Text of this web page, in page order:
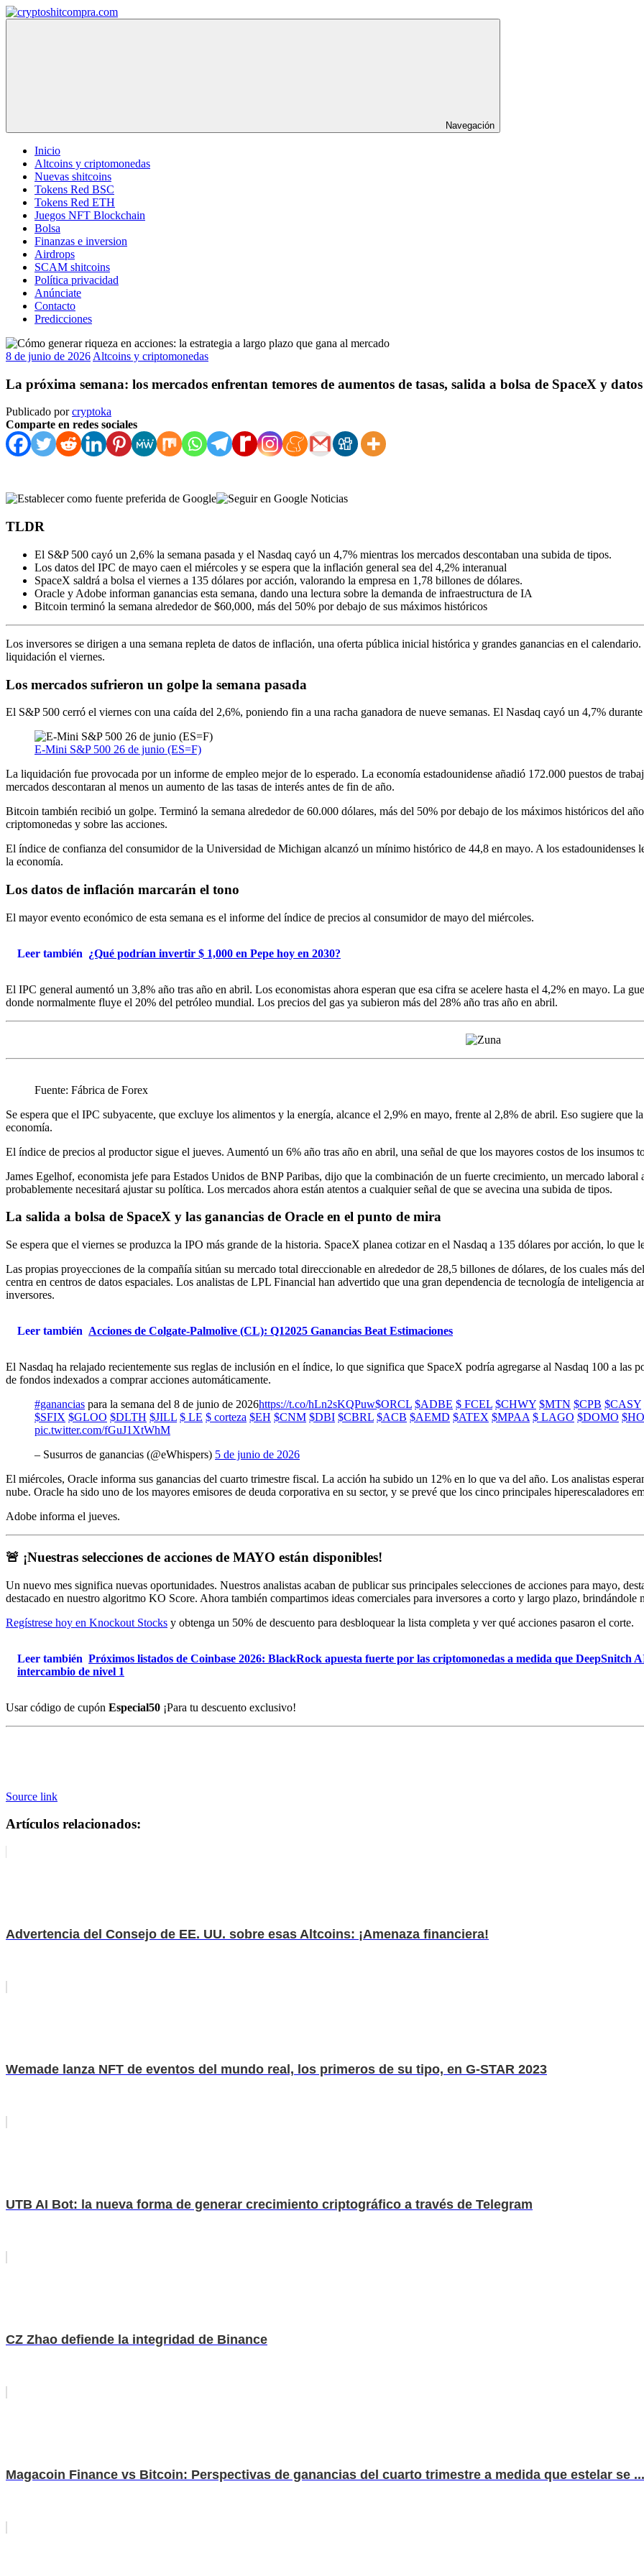
Saltar
al
Navegación
Inicio
Altcoins y criptomonedas
Nuevas shitcoins
Tokens Red BSC
Tokens Red ETH
Juegos NFT Blockchain
Bolsa
Finanzas e inversion
Airdrops
SCAM shitcoins
Política privacidad
Anúnciate
Contacto
Predicciones
8 de junio de 2026 Altcoins y criptomonedas
La próxima semana: los mercados enfrentan temores de aumentos de tasas, salida a bolsa de SpaceX y
Publicado porcryptoka
Comparte en redes sociales
TLDR
El S&P 500 cayó un 2,6% la semana pasada y el Nasdaq cayó un 4,7% mientras los mercados descontaban una subida de tipos.
Los datos del IPC de mayo caen el miércoles y se espera que la inflación general sea del 4,2% interanual
SpaceX saldrá a bolsa el viernes a 135 dólares por acción, valorando la empresa en 1,78 billones de dólares.
Oracle y Adobe informan ganancias esta semana, dando una lectura sobre la demanda de infraestructura de IA
Bitcoin terminó la semana alrededor de $60,000, más del 50% por debajo de sus máximos históricos
Los inversores se dirigen a una semana repleta de datos de inflación, una oferta pública inicial histórica y grandes ganancias en el
liquidación el viernes.
Los mercados sufrieron un golpe la semana pasada
El S&P 500 cerró el viernes con una caída del 2,6%, poniendo fin a una racha ganadora de nueve semanas. El Nasdaq cayó un 4,7%
E-Mini S&P 500 26 de junio (ES=F)
La liquidación fue provocada por un informe de empleo mejor de lo esperado. La economía estadounidense añadió 172.000 puestos de
mercados descontaran al menos un aumento de las tasas de interés antes de fin de año.
Bitcoin también recibió un golpe. Terminó la semana alrededor de 60.000 dólares, más del 50% por debajo de los máximos históricos del
criptomonedas y sobre las acciones.
El índice de confianza del consumidor de la Universidad de Michigan alcanzó un mínimo histórico de 44,8 en mayo. A los estadounidenses
la economía.
Los datos de inflación marcarán el tono
El mayor evento económico de esta semana es el informe del índice de precios al consumidor de mayo del miércoles.
Leer también ¿Qué podrían invertir $ 1,000 en Pepe hoy en 2030?
El IPC general aumentó un 3,8% año tras año en abril. Los economistas ahora esperan que esa cifra se acelere hasta el 4,2% en mayo. La
donde normalmente fluye el 20% del petróleo mundial. Los precios del gas ya subieron más del 28% año tras año en abril.
Fuente: Fábrica de Forex
Se espera que el IPC subyacente, que excluye los alimentos y la energía, alcance el 2,9% en mayo, frente al 2,8% de abril. Eso sugiere que
economía.
El índice de precios al productor sigue el jueves. Aumentó un 6% año tras año en abril, una señal de que los mayores costos de los insumos
James Egelhof, economista jefe para Estados Unidos de BNP Paribas, dijo que la combinación de un fuerte crecimiento, un mercado
probablemente necesitará ajustar su política. Los mercados ahora están atentos a cualquier señal de que se avecina una subida de tipos.
La salida a bolsa de SpaceX y las ganancias de Oracle en el punto de mira
Se espera que el viernes se produzca la IPO más grande de la historia. SpaceX planea cotizar en el Nasdaq a 135 dólares por acción, lo
Las propias proyecciones de la compañía sitúan su mercado total direccionable en alrededor de 28,5 billones de dólares, de los cuales más
centra en centros de datos espaciales. Los analistas de LPL Financial han advertido que una gran dependencia de tecnología de inteligencia
inversores.
Leer también Acciones de Colgate-Palmolive (CL): Q12025 Ganancias Beat Estimaciones
El Nasdaq ha relajado recientemente sus reglas de inclusión en el índice, lo que significa que SpaceX podría agregarse al Nasdaq 100 a las
de fondos indexados a comprar acciones automáticamente.
#ganancias para la semana del 8 de junio de 2026https://t.co/hLn2sKQPuw$ORCL $ADBE $ FCEL $CHWY $MTN $CPB $CASY
$SFIX $GLOO $DLTH $JILL $ LE $ corteza $EH $CNM $DBI $CBRL $ACB $AEMD $ATEX $MPAA $ LAGO $DOMO
pic.twitter.com/fGuJ1XtWhM
– Susurros de ganancias (@eWhispers) 5 de junio de 2026
El miércoles, Oracle informa sus ganancias del cuarto trimestre fiscal. La acción ha subido un 12% en lo que va del año. Los analistas
nube. Oracle ha sido uno de los mayores emisores de deuda corporativa en su sector, y se prevé que los cinco principales hiperescaladores
Adobe informa el jueves.
🚨 ¡Nuestras selecciones de acciones de MAYO están disponibles!
Un nuevo mes significa nuevas oportunidades. Nuestros analistas acaban de publicar sus principales selecciones de acciones para mayo,
destacado en nuestro algoritmo KO Score. Ahora también compartimos ideas comerciales para inversores a corto y largo plazo, brindándole
Regístrese hoy en Knockout Stocks y obtenga un 50% de descuento para desbloquear la lista completa y ver qué acciones pasaron el corte.
Leer también Próximos listados de Coinbase 2026: BlackRock apuesta fuerte por las criptomonedas a medida que DeepSnitch
intercambio de nivel 1
Usar código de cupón Especial50 ¡Para tu descuento exclusivo!
Source link
Artículos relacionados:
Advertencia del Consejo de EE. UU. sobre esas Altcoins: ¡Amenaza financiera!
Wemade lanza NFT de eventos del mundo real, los primeros de su tipo, en G-STAR 2023
UTB AI Bot: la nueva forma de generar crecimiento criptográfico a través de Telegram
CZ Zhao defiende la integridad de Binance
Magacoin Finance vs Bitcoin: Perspectivas de ganancias del cuarto trimestre a medida que estelar se ...